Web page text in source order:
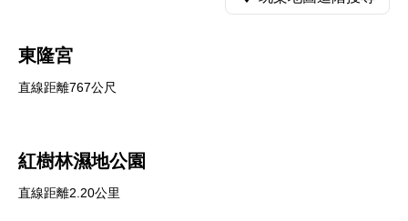
東隆宮
直線距離767公尺
紅樹林濕地公園
直線距離2.20公里